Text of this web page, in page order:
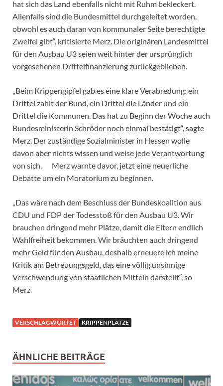
hat sich das Land ebenfalls nicht mit Ruhm bekleckert.
Allenfalls sind die Bundesmittel durchgeleitet worden,
obwohl es auch daran von kommunaler Seite berechtigte
Zweifel gibt“, kritisierte Merz. Die originären Landesmittel
für den Ausbau U3 seien weit hinter der ursprünglich
vorgesehenen Drittelfinanzierung zurückgeblieben.
„Beim Krippengipfel gab es eine klare Verabredung: ein
Drittel zahlt der Bund, ein Drittel die Länder und ein
Drittel die Kommunen. Das hat zu Beginn der Woche auch
Bundesministerin Schröder noch einmal bestätigt“, sagte
Merz. Der zuständige Sozialminister in Hessen wolle
davon aber nichts wissen und weise jede Verantwortung
von sich. Merz warnte davor, jetzt eine neuerliche
Debatte um ein Moratorium zu beginnen.
„Das wäre nach dem Beschluss der Bundeskoalition aus
CDU und FDP der Todesstoß für den Ausbau U3. Wir
brauchen dringend mehr Plätze, damit die Eltern endlich
Wahlfreiheit bekommen. Wir bräuchten auch dringend
mehr Geld für den Ausbau, deshalb erneuere ich meine
Kritik am Betreuungsgeld, das eine völlig unsinnige
Verschwendung von staatlichen Mitteln darstellt“, so
Merz.
VERSCHLAGWORTET KRIPPENPLÄTZE
ÄHNLICHE BEITRÄGE